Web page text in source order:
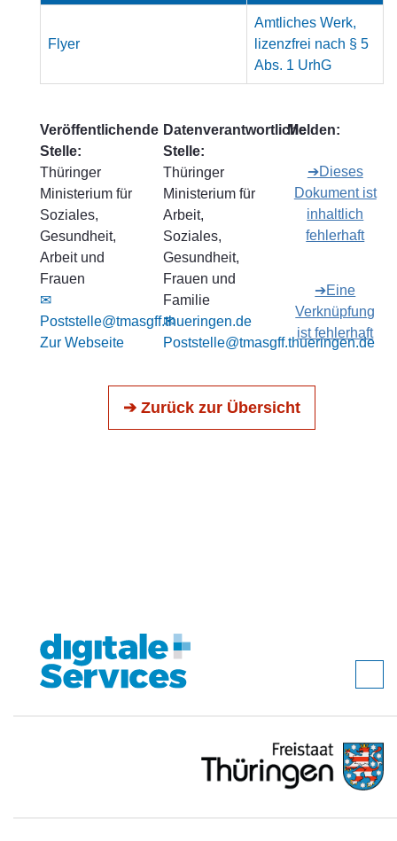
Flyer
Amtliches Werk,
lizenzfrei nach § 5
Abs. 1 UrhG
Veröffentlichende
Stelle:
Thüringer
Ministerium für
Soziales,
Gesundheit,
Arbeit und
Frauen
✉
Poststelle@tmasgff.thueringen.de
Zur Webseite
Datenverantwortliche
Stelle:
Thüringer
Ministerium für
Arbeit,
Soziales,
Gesundheit,
Frauen und
Familie
✉
Poststelle@tmasgff.thueringen.de
Melden:
➔Dieses
Dokument ist
inhaltlich
fehlerhaft
➔Eine
Verknüpfung
ist fehlerhaft
➔ Zurück zur Übersicht